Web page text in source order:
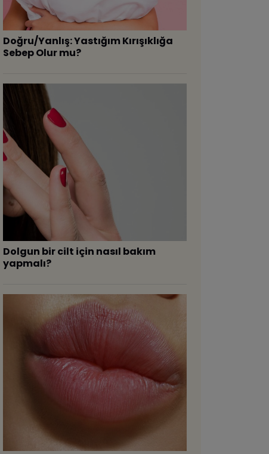
Doğru/Yanlış: Yastığım Kırışıklığa
Sebep Olur mu?
Dolgun bir cilt için nasıl bakım
yapmalı?